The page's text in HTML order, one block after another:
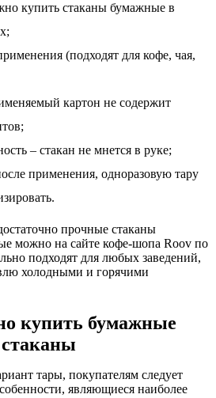
купить стаканы бумажные в
(подходят для кофе, чая,
картон не содержит
– стакан не мнется в руке;
применения, одноразовую тару
прочные стаканы
можно на сайте кофе-шопа Roov по
подходят для любых заведений,
холодными и горячими
купить бумажные
стаканы
тары, покупателям следует
являющиеся наиболее